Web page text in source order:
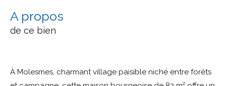
a propos
de ce bien
À Molesmes, charmant village paisible niché entre forêts